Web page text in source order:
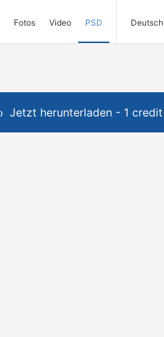
Fotos Video PSD Deutsch
Jetzt herunterladen - 1 credit